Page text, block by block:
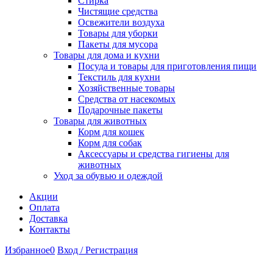
Чистящие средства
Освежители воздуха
Товары для уборки
Пакеты для мусора
Товары для дома и кухни
Посуда и товары для приготовления пищи
Текстиль для кухни
Хозяйственные товары
Средства от насекомых
Подарочные пакеты
Товары для животных
Корм для кошек
Корм для собак
Аксессуары и средства гигиены для
животных
Уход за обувью и одеждой
Акции
Оплата
Доставка
Контакты
Избранное0 Вход / Регистрация